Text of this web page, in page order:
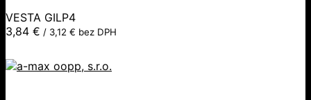
VESTA GILP4
3,84 € / 3,12 € bez DPH